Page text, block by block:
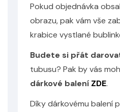
Pokud objednávka
obrazu, pak vám vše
krabice vystlané
Budete si přát
tubusu? Pak by vás
dárkové balení ZDE.
Díky dárkovému balení
Powered by